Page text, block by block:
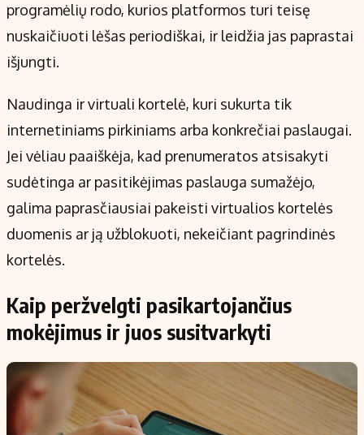
programėlių rodo, kurios platformos turi teisę
nuskaičiuoti lėšas periodiškai, ir leidžia jas paprastai
išjungti.
Naudinga ir virtuali kortelė, kuri sukurta tik
internetiniams pirkiniams arba konkrečiai paslaugai.
Jei vėliau paaiškėja, kad prenumeratos atsisakyti
sudėtinga ar pasitikėjimas paslauga sumažėjo,
galima paprasčiausiai pakeisti virtualios kortelės
duomenis ar ją užblokuoti, nekeičiant pagrindinės
kortelės.
Kaip peržvelgti pasikartojančius
mokėjimus ir juos susitvarkyti